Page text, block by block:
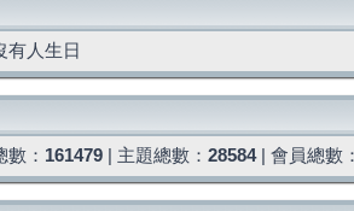
有人生日
數： 161479 | 主題總數： 28584| 會員總數